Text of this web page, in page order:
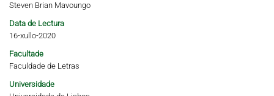
Steven Brian Mavoungo
Data de Lectura
16-xullo-2020
Facultade
Faculdade de Letras
Universidade